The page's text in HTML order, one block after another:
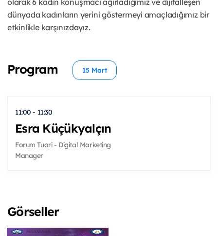
olarak 6 kadın konuşmacı ağırladığımız ve dijitalleşen
dünyada kadınların yerini göstermeyi amaçladığımız bir
etkinlikle karşınızdayız.
Program 15 Mart
11:00 - 11:30
Esra Küçükyalçın
Forum Tuari - Digital Marketing
Manager
Görseller